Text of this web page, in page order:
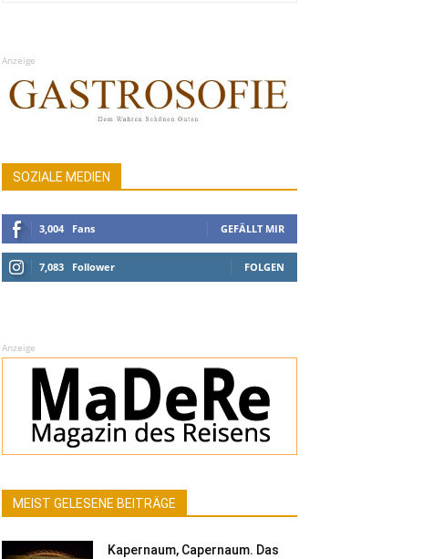
Anzeige
SOZIALE MEDIEN
3,004 Fans GEFÄLLT MIR
7,083 Follower FOLGEN
Anzeige
MEIST GELESENE BEITRÄGE
Kapernaum, Capernaum. Das